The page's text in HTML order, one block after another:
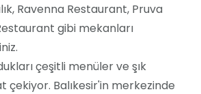
Ravenna Restaurant, Pruva
gibi mekanları
çeşitli menüler ve şık
çekiyor. Balıkesir'in merkezinde